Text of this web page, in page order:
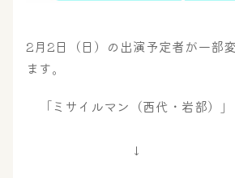
2月2日（日）の出演予定者が一部
ます。
「ミサイルマン（西代・岩部）」
↓